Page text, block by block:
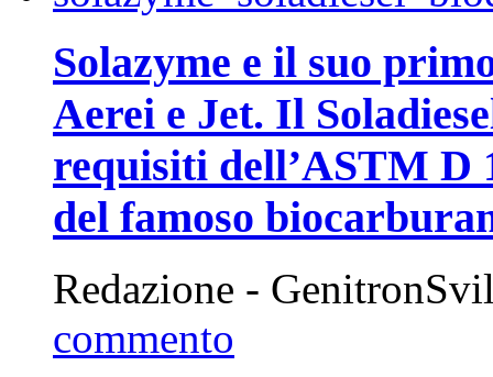
Solazyme e il suo
Aerei e Jet. Il
requisiti dell’ASTM D
del famoso
Redazione -
commento